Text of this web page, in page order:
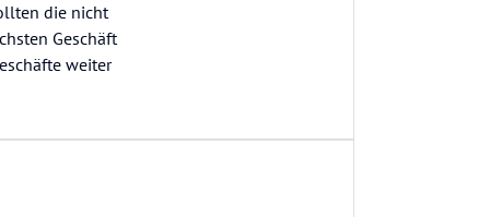
die nicht
Geschäft
weiter